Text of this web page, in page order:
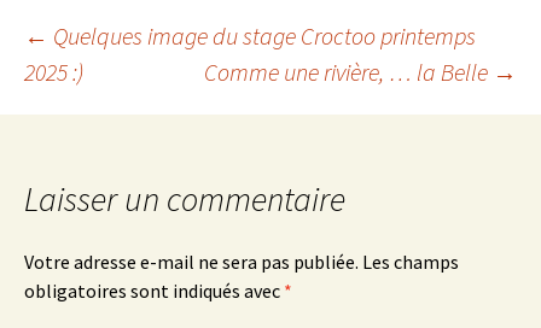
Navigation des
articles
← Quelques image du stage Croctoo printemps
2025 :)
Comme une rivière, … la Belle →
Laisser un commentaire
Votre adresse e-mail ne sera pas publiée. Les champs
obligatoires sont indiqués avec *